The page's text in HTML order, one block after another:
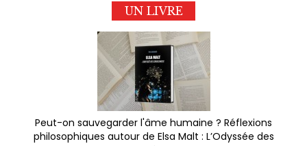
UN LIVRE
Peut-on sauvegarder l'âme humaine ? Réflexions
philosophiques autour de Elsa Malt : L’Odyssée des